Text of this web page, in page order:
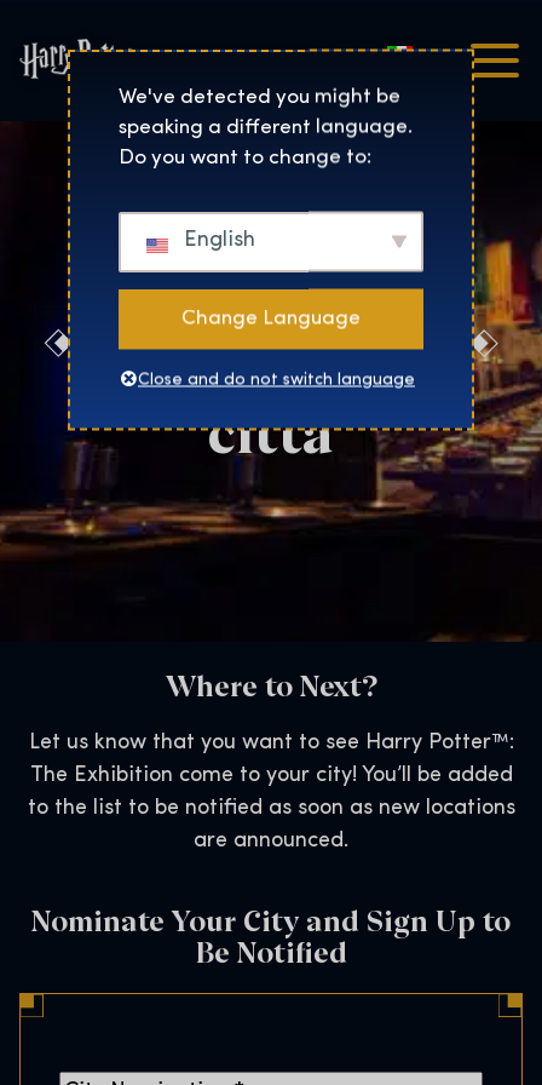
Harry Potter™: The
Italiano
Nomina la tua
città
Where to Next?
Let us know that you want to see Harry Potter™:
The Exhibition come to your city! You’ll be added
to the list to be notified as soon as new locations
are announced.
Nominate Your City and Sign Up to
Be Notified
We've detected you might be
speaking a different language.
Do you want to change to:
English
Change Language
Close and do not switch language